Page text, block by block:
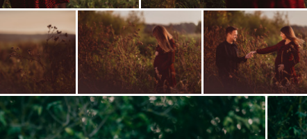
Zobrazit
fotografii
Zobrazit
fotografii
Zobrazit
fotografii